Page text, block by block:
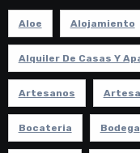
Aloe Alojamiento
Alquiler De Casas Y
Artesanos
Bocateria Bodega